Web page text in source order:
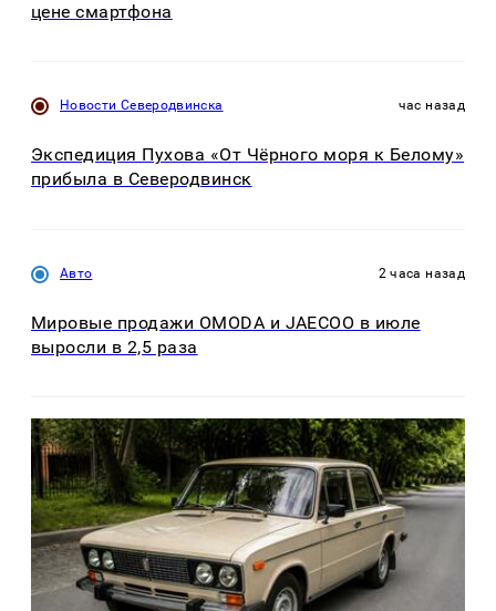
цене смартфона
Новости Северодвинска час назад
Экспедиция Пухова «От Чёрного моря к Белому»
прибыла в Северодвинск
Авто 2 часа назад
Мировые продажи OMODA и JAECOO в июле
выросли в 2,5 раза